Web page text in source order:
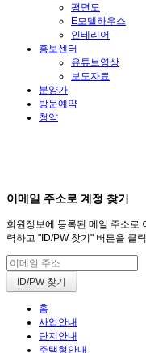
평면도
E모델하우스
인테리어
홍보센터
유튜브영상
보도자료
분양가
방문예약
청약
이메일 주소로 계정 찾기
회원정보에 등록된 메일 주소로
력하고 "ID/PW 찾기" 버튼을 클
홈
사업안내
단지안내
주택형안내